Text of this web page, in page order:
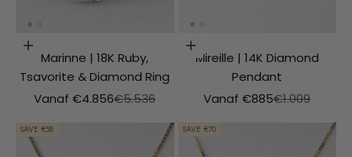
Choosing options
Marinne | 18K Ruby,
Tsavorite & Diamond Ring
Aanbiedingsprijs
Vanaf €4.856Normale prijs
€5.536
Choosing options
Mireille | 14K Diamond
Pendant
Aanbiedingsprijs
Vanaf €885Normale prijs
€1.009
SAVE €58 SAVE €70